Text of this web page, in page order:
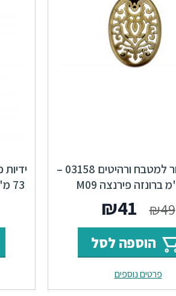
ידיות כפתור למטבח ורהיטים 03158 –
73 מ"מ ברונזה פירנצה M09
Alhambra₪49
המחיר
המקורי
היה:
₪49.
₪41
הנוכחי
הוא:
₪41.
הוספה לסל
פרטים נוספים
73 מ"מ כסף עתיק Alhambra M25